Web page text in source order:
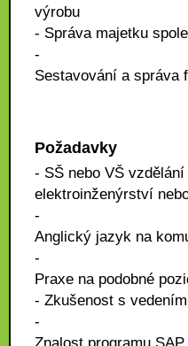
výrobu
- Správa majetku
-
Sestavování a správa
Požadavky
- SŠ nebo VŠ
elektroinženýrství
-
Anglický jazyk na
-
Praxe na podobné
- Zkušenost s
-